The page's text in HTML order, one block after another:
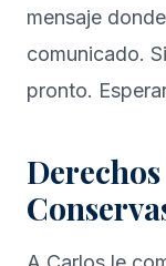
mensaje
comunicado.
pronto.